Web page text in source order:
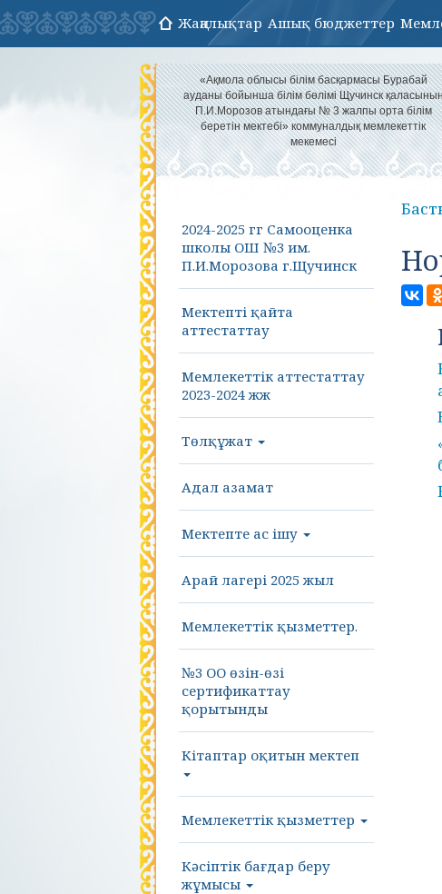
Жаңалықтар Ашық бюджеттер
«Ақмола облысы білім басқармасы Бурабай
ауданы бойынша білім бөлімі Щучинск
П.И.Морозов атындағы № 3 жалпы орта білім
беретін мектебі» коммуналдық мемлекеттік
мекемесі
2024-2025 гг Самооценка
школы ОШ №3 им.
П.И.Морозова г.Щучинск
Мектепті қайта
аттестаттау
Мемлекеттік аттестаттау
2023-2024 жж
Төлқұжат
Адал азамат
Мектепте ас ішу
Арай лагері 2025 жыл
Мемлекеттік қызметтер.
№3 ОО өзін-өзі
сертификаттау
қорытынды
Кітаптар оқитын мектеп
Мемлекеттік қызметтер
Кәсіптік бағдар беру
жұмысы